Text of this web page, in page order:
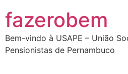
para
conteúdo
fazerobem
Bem-vindo à USAPE – União
Pensionistas de Pernambuco